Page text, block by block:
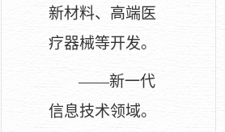
新材料、高端医
疗器械等开发。
——新一代
信息技术领域。